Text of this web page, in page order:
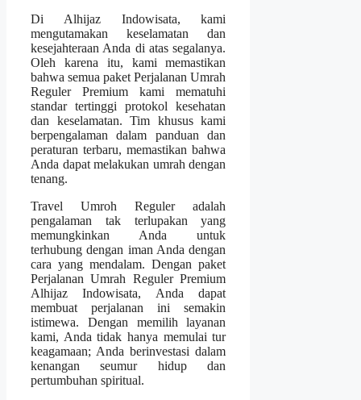
Di Alhijaz Indowisata, kami
mengutamakan keselamatan dan
kesejahteraan Anda di atas segalanya.
Oleh karena itu, kami memastikan
bahwa semua paket Perjalanan Umrah
Reguler Premium kami mematuhi
standar tertinggi protokol kesehatan
dan keselamatan. Tim khusus kami
berpengalaman dalam panduan dan
peraturan terbaru, memastikan bahwa
Anda dapat melakukan umrah dengan
tenang.
Travel Umroh Reguler adalah
pengalaman tak terlupakan yang
memungkinkan Anda untuk
terhubung dengan iman Anda dengan
cara yang mendalam. Dengan paket
Perjalanan Umrah Reguler Premium
Alhijaz Indowisata, Anda dapat
membuat perjalanan ini semakin
istimewa. Dengan memilih layanan
kami, Anda tidak hanya memulai tur
keagamaan; Anda berinvestasi dalam
kenangan seumur hidup dan
pertumbuhan spiritual.